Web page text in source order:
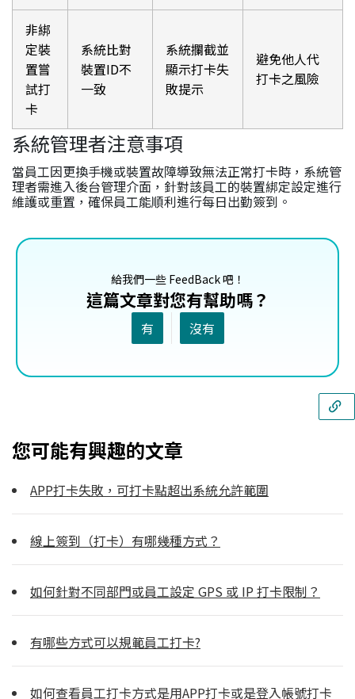
非綁
定裝
置嘗
試打
卡
系統比對
裝置ID不
一致
系統攔截並
顯示打卡失
敗提示
避免他人代
打卡之風險
系統管理者注意事項
當員工因更換手機或裝置故障導致無法正常打卡時，系統管
理者需進入後台管理介面，針對該員工的裝置綁定設定進行
維護或重置，確保員工能順利進行每日出勤簽到。
給我們一些 FeedBack 吧！
這篇文章對您有幫助嗎？
有 沒有
您可能有興趣的文章
APP打卡失敗，可打卡點超出系統允許範圍
線上簽到（打卡）有哪幾種方式？
如何針對不同部門或員工設定 GPS 或 IP 打卡限制？
有哪些方式可以規範員工打卡?
如何查看員工打卡方式是用APP打卡或是登入帳號打卡